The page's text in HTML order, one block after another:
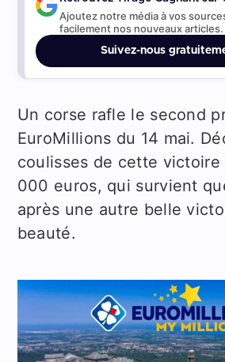
Ajoutez notre média à vos
facilement nos nouveaux articles.
Suivez-nous
Un corse rafle le second
EuroMillions du 14 mai.
coulisses de cette victoire
000 euros, qui survient
après une autre belle
beauté.